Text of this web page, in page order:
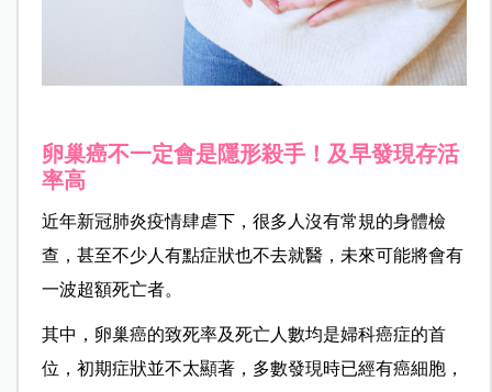
卵巢癌不一定會是隱形殺手！及早發現存活
率高
近年新冠肺炎疫情肆虐下，很多人沒有常規的身體檢
查，甚至不少人有點症狀也不去就醫，未來可能將會有
一波超額死亡者。
其中，卵巢癌的致死率及死亡人數均是婦科癌症的首
位，初期症狀並不太顯著，多數發現時已經有癌細胞，